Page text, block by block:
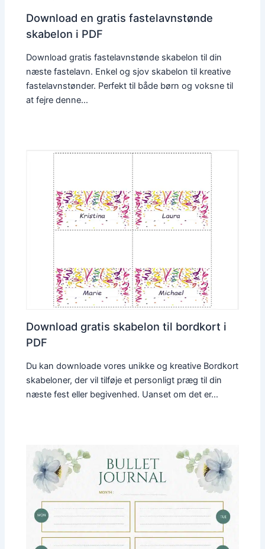
Download en gratis fastelavnstønde
skabelon i PDF
Download gratis fastelavnstønde skabelon til din
næste fastelavn. Enkel og sjov skabelon til kreative
fastelavnstønder. Perfekt til både børn og voksne til
at fejre denne…
Download gratis skabelon til bordkort i
PDF
Du kan downloade vores unikke og kreative Bordkort
skabeloner, der vil tilføje et personligt præg til din
næste fest eller begivenhed. Uanset om det er…